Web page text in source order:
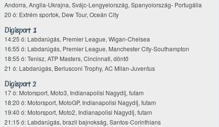
Andorra, Anglia-Ukrajna, Svájc-Lengyelország, Spanyolország- Portugália
20 ó: Extrém sportok, Dew Tour, Oceán City
Digisport 1
14:25 ó: Labdarúgás, Premier League, Wigan-Chelsea
16:55 ó: Labdarúgás, Premier League, Manchester City-Southampton
18:55 ó: Tenisz, ATP Masters, Cincinnati, döntő
21 ó: Labdarúgás, Berlusconi Trophy, AC Milan-Juventus
Digisport 2
17 ó: Motorsport, Moto3, Indianapolisi Nagydíj, futam
18:20 ó: Motorsport, MotoGP, Indianapolisi Nagydíj, futam
19:40 ó: Motorsport, Moto2, Indianapolisi Nagydíj, futam
21:15 ó: Labdarúgás, brazil bajnokság, Santos-Corinthians